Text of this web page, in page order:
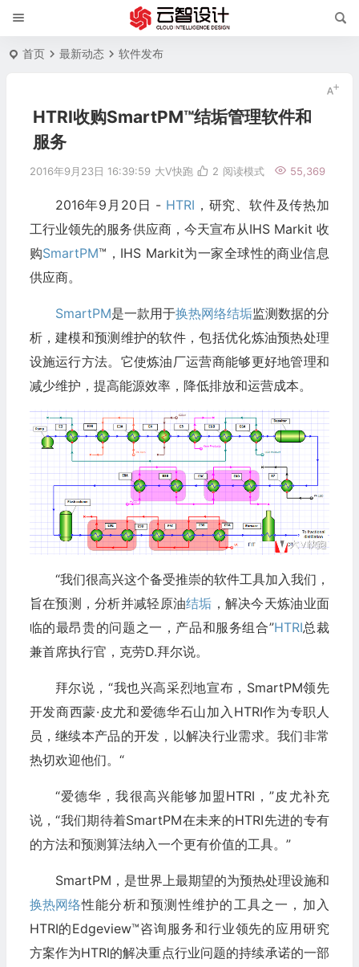
首页 最新动态 软件发布
HTRI收购SmartPM™结垢管理软件和
服务
2016年9月23日 16:39:59 大V快跑 55,369
2 阅读模式
2016年9月20日 - HTRI ，研究、软件及传热加
工行业领先的服务供应商，今天宣布从IHS Markit 收
购SmartPM™，IHS Markit为一家全球性的商业信息
供应商。
SmartPM是一款用于换热网络结垢监测数据的分
析，建模和预测维护的软件，包括优化炼油预热处理
设施运行方法。它使炼油厂运营商能够更好地管理和
减少维护，提高能源效率，降低排放和运营成本。
“我们很高兴这个备受推崇的软件工具加入我们，
旨在预测，分析并减轻原油结垢 ，解决今天炼油业面
临的最昂贵的问题之一，产品和服务组合”HTRI总裁
兼首席执行官，克劳D.拜尔说。
拜尔说，“我也兴高采烈地宣布，SmartPM领先
开发商西蒙·皮尤和爱德华石山加入HTRI作为专职人
员，继续本产品的开发，以解决行业需求。我们非常
热切欢迎他们。“
“爱德华，我很高兴能够加盟HTRI，”皮尤补充
说，“我们期待着SmartPM在未来的HTRI先进的专有
的方法和预测算法纳入一个更有价值的工具。”
SmartPM，是世界上最期望的为预热处理设施和
换热网络性能分析和预测性维护的工具之一，加入
HTRI的Edgeview™咨询服务和行业领先的应用研究
方案作为HTRI的解决重点行业问题的持续承诺的一部